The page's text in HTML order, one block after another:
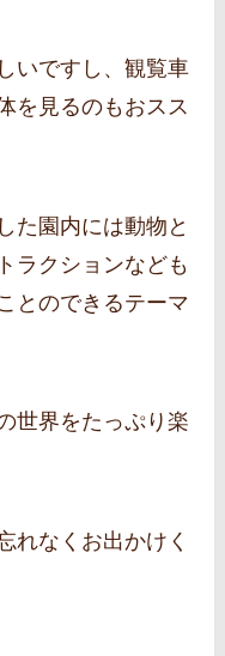
いですし、観覧車
を見るのもおスス
た園内には動物と
ラクションなども
とのできるテーマ
世界をたっぷり楽
れなくお出かけく